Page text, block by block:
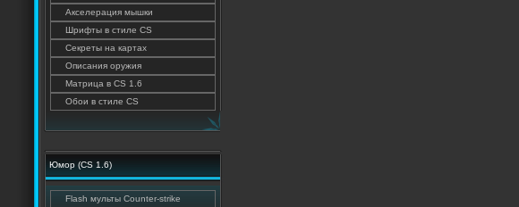
Акселерация мышки
Шрифты в стиле CS
Секреты на картах
Описания оружия
Матрица в CS 1.6
Обои в стиле CS
Юмор (CS 1.6)
Flash мульты Counter-strike